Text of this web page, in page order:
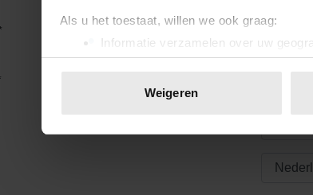
Als u het toestaat, willen we ook graag:
Informatie verzamelen over uw
Uw apparaat identificeren door het
toestemming op elk moment wijzigen of
websiteverkeer te analyseren. Ook delen
Weigeren